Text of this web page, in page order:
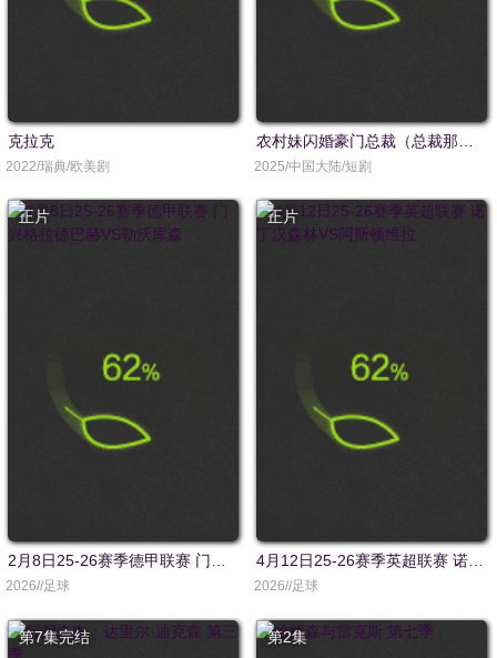
克拉克
2022/瑞典/欧美剧 2025/中国大陆/短剧
正片
2月8日25-26赛季德甲联赛 门兴格拉德巴赫VS勒沃库森
2026//足球
正片
4月12日25-26赛季英超联赛 诺丁汉森林VS阿斯顿维拉
2026//足球
第7集完结 第2集